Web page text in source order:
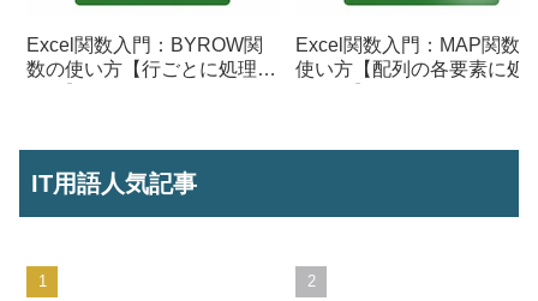
Excel関数入門：BYROW関
数の使い方【行ごとに処理を
Excel関数入門：MAP関数の
使い方【配列の各要素に処
IT用語人気記事